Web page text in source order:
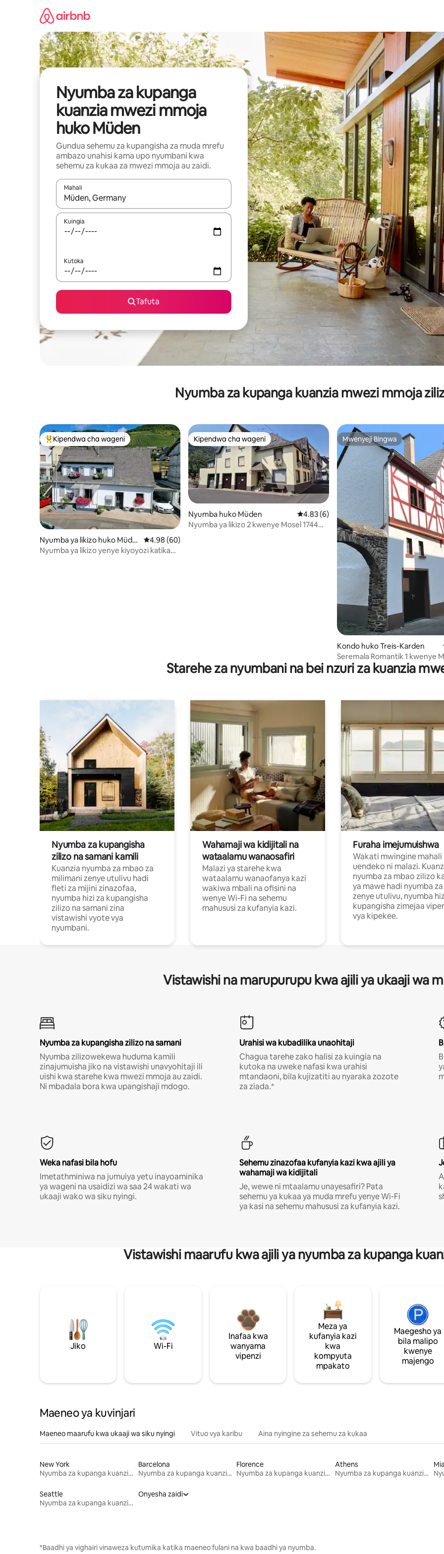
Nyumba za kupanga
kuanzia mwezi mmoja
huko Müden
Gundua sehemu za kupangisha za muda mrefu
ambazo unahisi kama upo nyumbani kwa
sehemu za kukaa za mwezi mmoja au zaidi.
Mahali
Wakati matokeo yanapatikana, vinjari kwa kutumia vitufe vya vishale vya juu na chini au uchunguze kwa kugusa au
Kuingia
Kutoka
Tafuta
Nyumba za kupanga kuanzia mwezi mmoja
Kipendwa maarufu cha wageni
Kipendwa cha wageni
Nyumba ya likizo huko Müde
n (Mosel)
Ukadiriaji wa wastani wa 4.98 kati ya 5, tathmini 60
4.98 (60)
Nyumba ya likizo yenye kiyoyozi katika
Kipendwa cha wageni
Kipendwa cha wageni
Nyumba huko Müden Ukadiriaji wa wastani wa 4.83 kati ya 5,
4.83 (6)
Nyumba ya likizo 2 kwenye Mosel 1744
Mwenyeji Bingwa
Mwenyeji Bingwa
Kondo huko Treis-Karden
Seremala Romantik 1 kwenye
Starehe za nyumbani na bei nzuri za kuanzia
Nyumba za kupangisha
zilizo na samani kamili
Kuanzia nyumba za mbao za
milimani zenye utulivu hadi
fleti za mijini zinazofaa,
nyumba hizi za kupangisha
zilizo na samani zina
vistawishi vyote vya
nyumbani.
Wahamaji wa kidijitali na
wataalamu wanaosafiri
Malazi ya starehe kwa
wataalamu wanaofanya kazi
wakiwa mbali na ofisini na
wenye Wi-Fi na sehemu
mahususi za kufanyia kazi.
Furaha imejumuishwa
Wakati mwingine mahali
uendeko ni malazi.
nyumba za mbao zilizo
ya mawe hadi nyumba
zenye utulivu, nyumba
kupangisha zimejaa
vya kipekee.
Vistawishi na marupurupu kwa ajili ya ukaaji wa
Nyumba za kupangisha zilizo na samani
Nyumba zilizowekewa huduma kamili
zinajumuisha jiko na vistawishi unavyohitaji ili
uishi kwa starehe kwa mwezi mmoja au zaidi.
Ni mbadala bora kwa upangishaji mdogo.
Urahisi wa kubadilika unaohitaji
Chagua tarehe zako halisi za kuingia na
kutoka na uweke nafasi kwa urahisi
mtandaoni, bila kujizatiti au nyaraka zozote
za ziada.*
Weka nafasi bila hofu
Imetathminiwa na jumuiya yetu inayoaminika
ya wageni na usaidizi wa saa 24 wakati wa
ukaaji wako wa siku nyingi.
Sehemu zinazofaa kufanyia kazi kwa ajili ya
wahamaji wa kidijitali
Je, wewe ni mtaalamu unayesafiri? Pata
sehemu ya kukaa ya muda mrefu yenye Wi-Fi
ya kasi na sehemu mahususi za kufanyia kazi.
Vistawishi maarufu kwa ajili ya nyumba za kupanga
Jiko Wi-Fi
Inafaa kwa
wanyama
vipenzi
Meza ya
kufanyia kazi
kwa
kompyuta
mpakato
Maegesho ya
bila malipo
kwenye
majengo
Maeneo ya kuvinjari
Maeneo maarufu kwa ukaaji wa siku nyingi Vituo vya karibu Aina nyingine za sehemu za kukaa
New York
Nyumba za kupanga kuanzia mwezi mmoja
Barcelona
Nyumba za kupanga kuanzia mwezi mmoja
Florence
Nyumba za kupanga kuanzia mwezi mmoja
Athens
Nyumba za kupanga kuanzia mwezi mmoja
Seattle
Nyumba za kupanga kuanzia mwezi mmoja
Onyesha zaidi
*Baadhi ya vighairi vinaweza kutumika katika maeneo fulani na kwa baadhi ya nyumba.